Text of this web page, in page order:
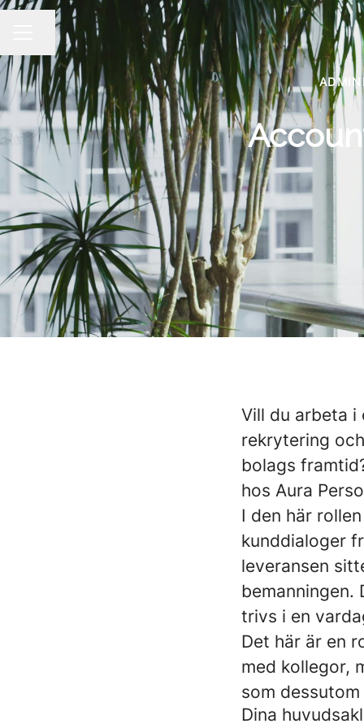
KARRIÄRMENY
Dela sidan
Vill du arbeta i
rekrytering
bolags
hos Aura
I den här
kunddialoger
leveransen
bemanningen.
trivs i en
Det här är en
med kollegor,
som
Dina